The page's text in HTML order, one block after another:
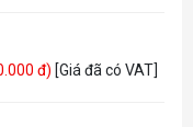
đ) [Giá đã có VAT]